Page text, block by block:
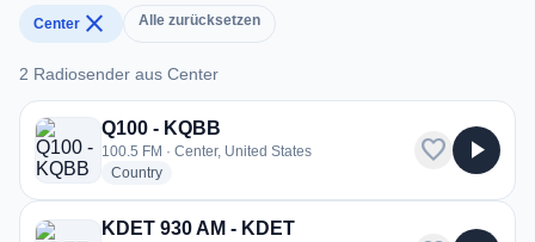
Center close Alle zurücksetzen
2 Radiosender aus Center
2 Radiosender aus Center
Q100 - KQBB
100.5 FM · Center, United States
Countryradio stations
favorite play_arrow
KDET 930 AM - KDET